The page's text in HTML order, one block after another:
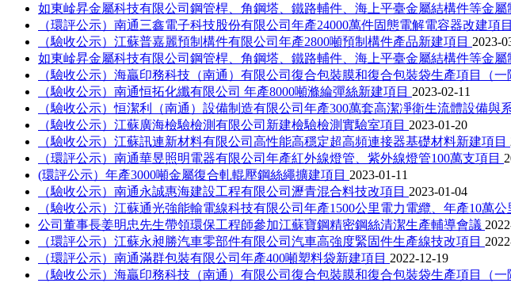
如東崯昇金屬科技有限公司鋼管桿、角鋼塔、鐵路輔件、海上平臺金屬結構件等金
（環評公示）南通三鑫電子科技股份有限公司年產24000萬件固態電解電容器改建項目
（驗收公示）江蘇普嘉麗預制構件有限公司年產2800噸預制構件產品新建項目 2023-
如東崯昇金屬科技有限公司鋼管桿、角鋼塔、鐵路輔件、海上平臺金屬結構件等金
（驗收公示）海贏印務科技（南通）有限公司復合包裝膜和復合包裝袋生產項目（一
（驗收公示）南通恒拓化纖有限公司 年產8000噸滌綸彈絲新建項目 2023-02-11
（驗收公示）恒潔利（南通）設備制造有限公司年產300萬套高潔凈衛生流體設備與
（驗收公示）江蘇廣海檢驗檢測有限公司新建檢驗檢測實驗室項目 2023-01-20
（驗收公示）江蘇訊連新材料有限公司高性能高穩定超高頻連接器基礎材料新建項目
（環評公示）南通華昱照明電器有限公司年產紅外線燈管、紫外線燈管100萬支項目
(環評公示）年產3000噸金屬復合軋輥壓鋼絲繩擴建項目 2023-01-11
（驗收公示）南通永誠惠海建設工程有限公司瀝青混合料技改項目 2023-01-04
（驗收公示）江蘇通光強能輸電線科技有限公司年產1500公里電力電纜、年產10萬公
公司董事長姜明忠先生帶領環保工程師參加江蘇寶鋼精密鋼絲清潔生產輔導會議
（環評公示）江蘇永昶勝汽車零部件有限公司汽車高強度緊固件生產線技改項目
（環評公示）南通滿群包裝有限公司年產400噸塑料袋新建項目 2022-12-19
（驗收公示）海贏印務科技（南通）有限公司復合包裝膜和復合包裝袋生產項目（一